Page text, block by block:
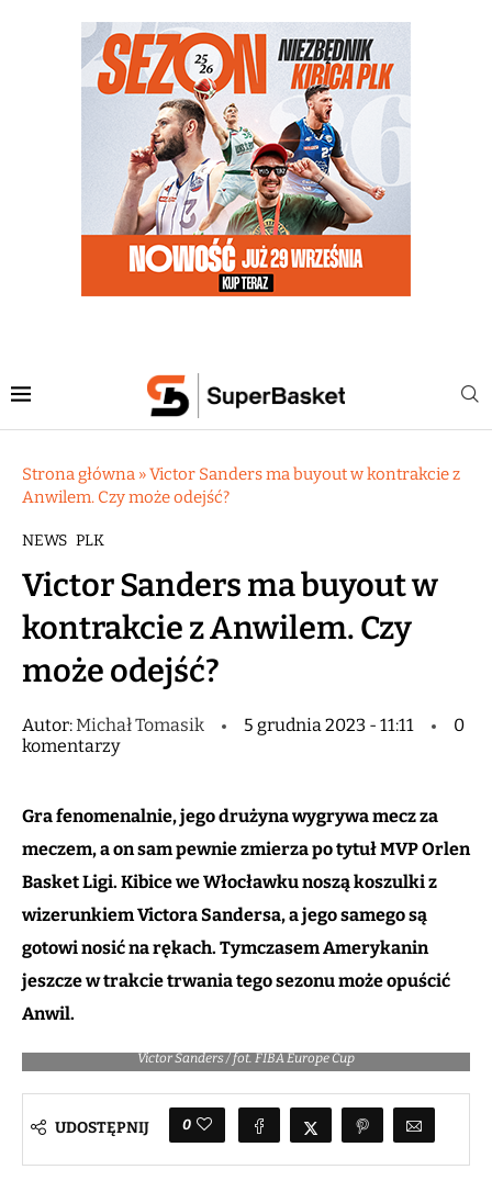
Strona główna »Victor Sanders ma buyout w kontrakcie z
Anwilem. Czy może odejść?
NEWS PLK
Victor Sanders ma buyout w
kontrakcie z Anwilem. Czy
może odejść?
Autor:Michał Tomasik 5 grudnia 2023 - 11:11
0
komentarzy
Gra fenomenalnie, jego drużyna wygrywa mecz za
meczem, a on sam pewnie zmierza po tytuł MVP Orlen
Basket Ligi. Kibice we Włocławku noszą koszulki z
wizerunkiem Victora Sandersa, a jego samego są
gotowi nosić na rękach. Tymczasem Amerykanin
jeszcze w trakcie trwania tego sezonu może opuścić
Anwil.
Victor Sanders / fot. FIBA Europe Cup
UDOSTĘPNIJ 0